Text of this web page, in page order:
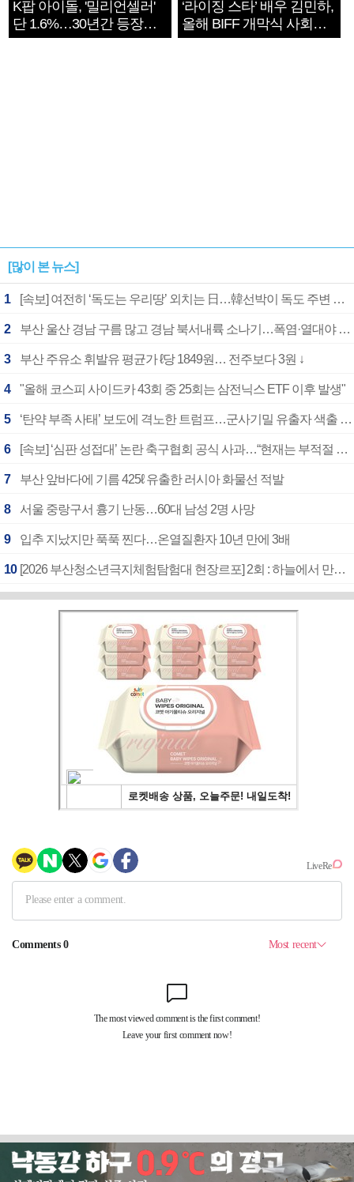
K팝 아이돌, '밀리언셀러'
단 1.6%…30년간 등장
1182개팀 전수조사
‘라이징 스타’ 배우 김민하,
올해 BIFF 개막식 사회자
확정
[많이 본 뉴스]
1 [속보] 여전히 ‘독도는 우리땅’ 외치는 日…韓선박이 독도 주변 해양조사 활동하자 반발
2 부산 울산 경남 구름 많고 경남 북서내륙 소나기…폭염·열대야 계속
3 부산 주유소 휘발유 평균가 ℓ당 1849원… 전주보다 3원 ↓
4 "올해 코스피 사이드카 43회 중 25회는 삼전닉스 ETF 이후 발생"
5 ‘탄약 부족 사태’ 보도에 격노한 트럼프…군사기밀 유출자 색출 지시
6 [속보] ‘심판 성접대’ 논란 축구협회 공식 사과…“현재는 부적절 행위 없어”
7 부산 앞바다에 기름 425ℓ 유출한 러시아 화물선 적발
8 서울 중랑구서 흉기 난동…60대 남성 2명 사망
9 입추 지났지만 푹푹 찐다…온열질환자 10년 만에 3배
10 [2026 부산청소년극지체험탐험대 현장르포] 2회 : 하늘에서 만난 얼음의 나라